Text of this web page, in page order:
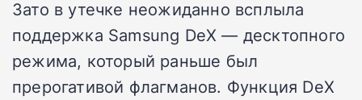
Зато в утечке неожиданно всплыла
поддержка Samsung DeX — десктопного
режима, который раньше был
прерогативой флагманов. Функция DeX